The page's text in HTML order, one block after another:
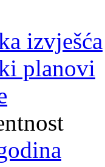
izvješća
planovi